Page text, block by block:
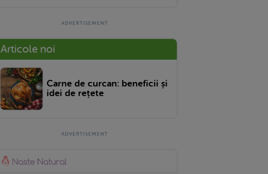
Articole noi
Carne de curcan: beneficii și
idei de rețete